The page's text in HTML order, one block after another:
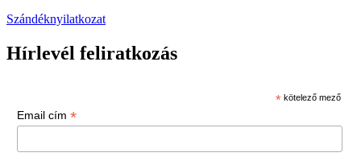
Szándéknyilatkozat
Hírlevél feliratkozás
* kötelező mező
Email cím *